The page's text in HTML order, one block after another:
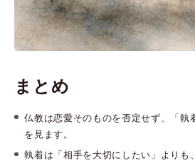
まとめ
仏教は恋愛そのものを否定せず、「執
を見ます。
執着は「相手を大切にしたい」よりも